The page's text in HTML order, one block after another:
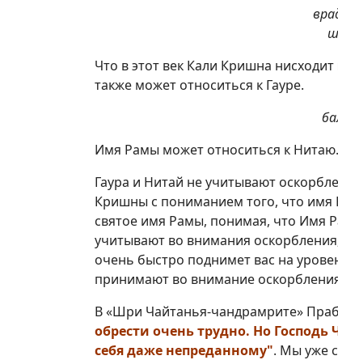
Что в этот век Кали Кришна
также может относиться к Гауре.
Имя Рамы может относиться к Нитаю.
Гаура и Нитай не учитывают
Кришны с пониманием того, что имя
святое имя Рамы, понимая, что Имя
учитывают во внимания
очень быстро поднимет вас на
принимают во внимание
В «Шри Чайтанья-чандрамрите»
обрести очень трудно. Но
себя даже непреданному". Мы уже